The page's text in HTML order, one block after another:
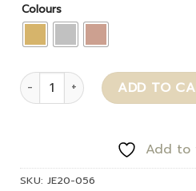
Colours
Chopa quantity ADD TO
Add to
SKU: JE20-056